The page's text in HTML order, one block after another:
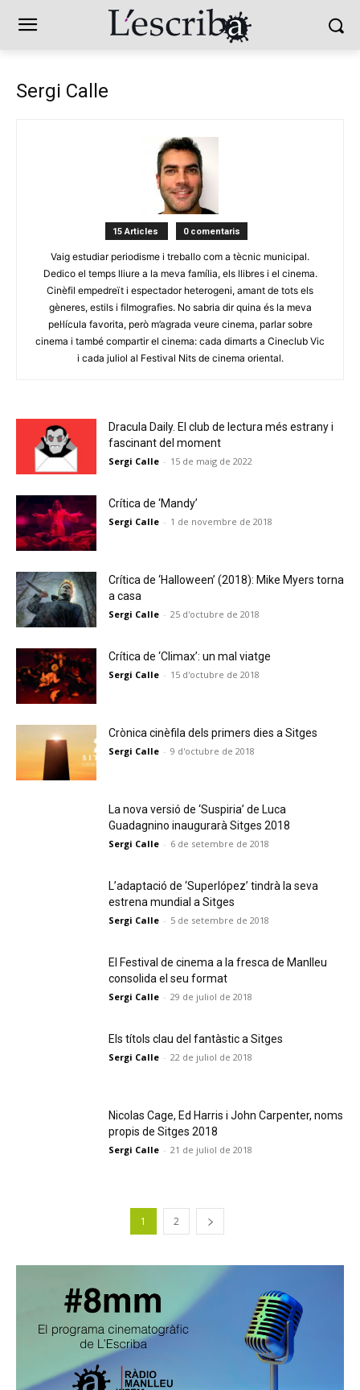
Sergi Calle
15 Articles 0 comentaris
Vaig estudiar periodisme i treballo com a tècnic municipal.
Dedico el temps lliure a la meva família, els llibres i el cinema.
Cinèfil empedreït i espectador heterogeni, amant de tots els
gèneres, estils i filmografies. No sabria dir quina és la meva
pel·lícula favorita, però m’agrada veure cinema, parlar sobre
cinema i també compartir el cinema: cada dimarts a Cineclub Vic
i cada juliol al Festival Nits de cinema oriental.
Dracula Daily. El club de lectura més estrany i
fascinant del moment
Sergi Calle - 15 de maig de 2022
Crítica de ‘Mandy’
Sergi Calle - 1 de novembre de 2018
Crítica de ‘Halloween’ (2018): Mike Myers torna
a casa
Sergi Calle - 25 d'octubre de 2018
Crítica de ‘Climax’: un mal viatge
Sergi Calle - 15 d'octubre de 2018
Crònica cinèfila dels primers dies a Sitges
Sergi Calle - 9 d'octubre de 2018
La nova versió de ‘Suspiria’ de Luca
Guadagnino inaugurarà Sitges 2018
Sergi Calle - 6 de setembre de 2018
L’adaptació de ‘Superlópez’ tindrà la seva
estrena mundial a Sitges
Sergi Calle - 5 de setembre de 2018
El Festival de cinema a la fresca de Manlleu
consolida el seu format
Sergi Calle - 29 de juliol de 2018
Els títols clau del fantàstic a Sitges
Sergi Calle - 22 de juliol de 2018
Nicolas Cage, Ed Harris i John Carpenter, noms
propis de Sitges 2018
Sergi Calle - 21 de juliol de 2018
1 2